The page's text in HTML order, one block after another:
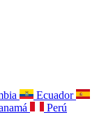
Ecuador
Perú